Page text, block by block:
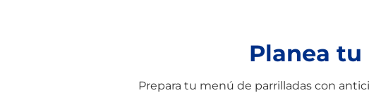
Planea
Prepara tu menú de parrilladas con